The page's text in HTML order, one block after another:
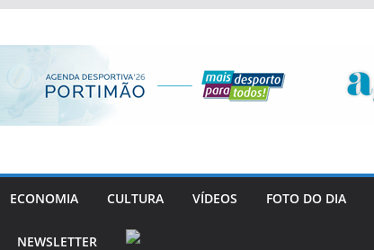
ECONOMIA CULTURA VÍDEOS FOTO DO DIA
NEWSLETTER